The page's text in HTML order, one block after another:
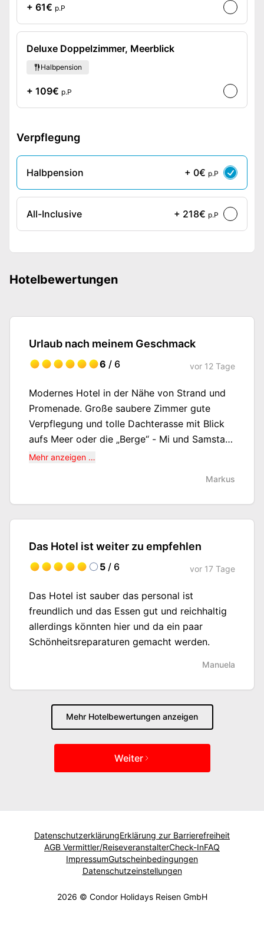
+ 61€ p.P
Deluxe Doppelzimmer, Meerblick
Halbpension
+ 109€ p.P
Verpflegung
Halbpension + 0€ p.P
All-Inclusive + 218€ p.P
Hotelbewertungen
Urlaub nach meinem Geschmack
6 / 6 vor 12 Tage
Modernes Hotel in der Nähe von Strand und
Promenade. Große saubere Zimmer gute
Verpflegung und tolle Dachterasse mit Blick
aufs Meer oder die „Berge“ - Mi und Samstag
Markt gegenüber
Mehr anzeigen …
Markus
Das Hotel ist weiter zu empfehlen
5 / 6 vor 17 Tage
Das Hotel ist sauber das personal ist
freundlich und das Essen gut und reichhaltig
allerdings könnten hier und da ein paar
Schönheitsreparaturen gemacht werden.
Manuela
Mehr Hotelbewertungen anzeigen
Weiter
DatenschutzerklärungErklärung zur Barrierefreiheit
AGB Vermittler/ReiseveranstalterCheck-InFAQ
ImpressumGutscheinbedingungen
Datenschutzeinstellungen
2026 © Condor Holidays Reisen GmbH